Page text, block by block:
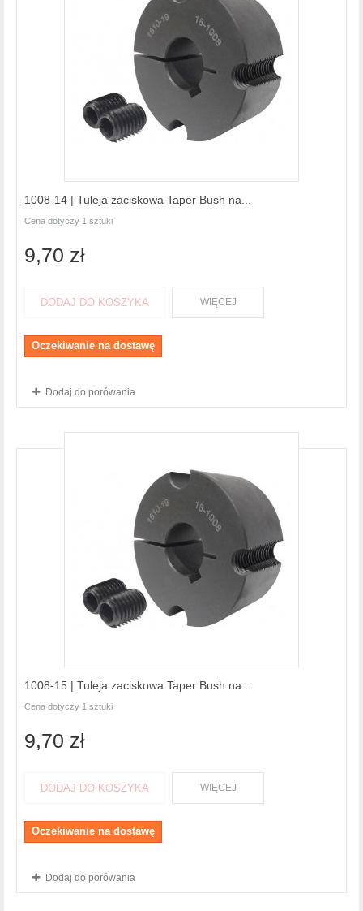
1008-14 | Tuleja zaciskowa Taper Bush na...
Cena dotyczy 1 sztuki
9,70 zł
DODAJ DO KOSZYKA WIĘCEJ
Oczekiwanie na dostawę
Dodaj do porówania
1008-15 | Tuleja zaciskowa Taper Bush na...
Cena dotyczy 1 sztuki
9,70 zł
DODAJ DO KOSZYKA WIĘCEJ
Oczekiwanie na dostawę
Dodaj do porówania